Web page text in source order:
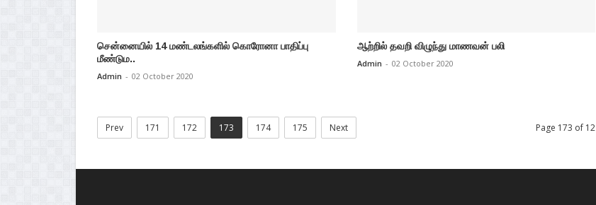
சென்னையில் 14 மண்டலங்களில் கொரோனா பாதிப்பு
மீண்டும..
Admin - 02 October 2020
ஆற்றில் தவறி விழுந்து மாணவன் பலி
Admin - 02 October 2020
Prev 171 172 173 174 175 Next Page 173 of 12